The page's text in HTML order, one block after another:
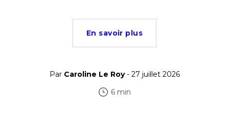
En savoir plus
Par Caroline Le Roy- 27 juillet 2026
6 min